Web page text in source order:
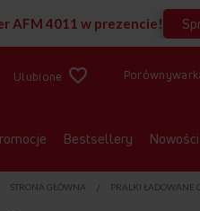
AFM 4011 w prezencie!
Ulubione
Bestsellery Nowości
STRONA GŁÓWNA PRALKI ŁADOWANE